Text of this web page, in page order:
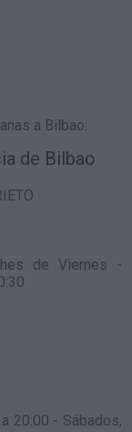
a Bilbao:
de Bilbao
de Viernes -
20:00 - Sábados,